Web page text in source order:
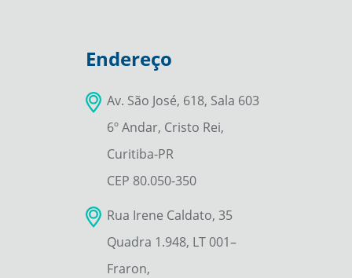
Endereço
Av. São José, 618, Sala 603
6º Andar, Cristo Rei,
Curitiba-PR
CEP 80.050-350
Rua Irene Caldato, 35
Quadra 1.948, LT 001–
Fraron,